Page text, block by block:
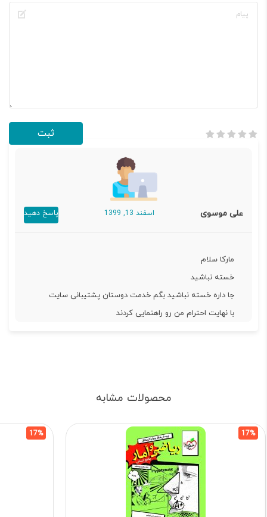
علی موسوی اسفند 13, 1399 پاسخ دهید
مارکا سلام
خسته نباشید
جا داره خسته نباشید بگم خدمت دوستان پشتیبانی سایت
با نهایت احترام من رو راهنمایی کردند
محصولات مشابه
17%
17%